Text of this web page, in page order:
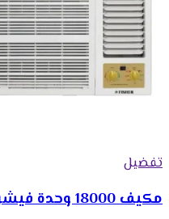
تفضيل
مكيف 18000 وحدة فيشر شباك – بارد FWAC-T18CF